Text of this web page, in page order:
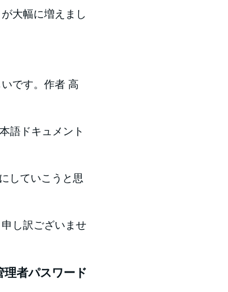
大幅に増えまし
です。作者 高
語ドキュメント
していこうと思
し訳ございませ
者パスワード